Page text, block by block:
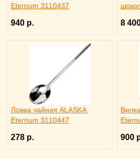
Eternum 3110437
940 р. 8
Ложка чайная ALASKA,
Eternum 3110447
278 р. 900